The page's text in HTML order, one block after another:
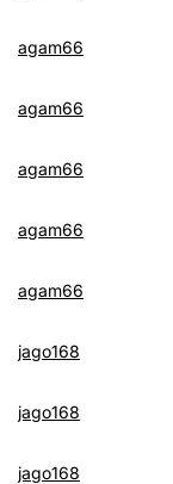
agam66
agam66
agam66
agam66
agam66
jago168
jago168
jago168